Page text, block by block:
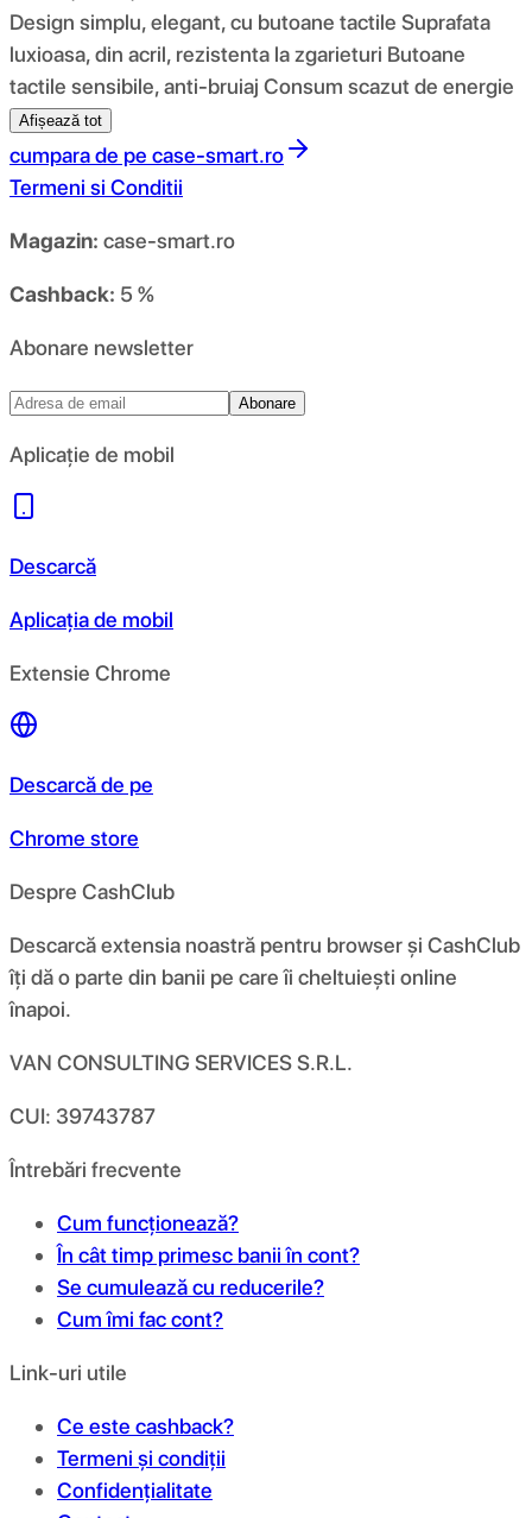
Design simplu, elegant, cu butoane tactile Suprafata
luxioasa, din acril, rezistenta la zgarieturi Butoane
tactile sensibile, anti-bruiaj Consum scazut de energie
Afișează tot
cumpara de pe case-smart.ro
Termeni si Conditii
Magazin: case-smart.ro
Cashback: 5 %
Abonare newsletter
Abonare
Aplicație de mobil
Descarcă
Aplicația de mobil
Extensie Chrome
Descarcă de pe
Chrome store
Despre CashClub
Descarcă extensia noastră pentru browser și CashClub
îți dă o parte din banii pe care îi cheltuiești online
înapoi.
VAN CONSULTING SERVICES S.R.L.
CUI: 39743787
Întrebări frecvente
Cum funcționează?
În cât timp primesc banii în cont?
Se cumulează cu reducerile?
Cum îmi fac cont?
Link-uri utile
Ce este cashback?
Termeni și condiții
Confidențialitate